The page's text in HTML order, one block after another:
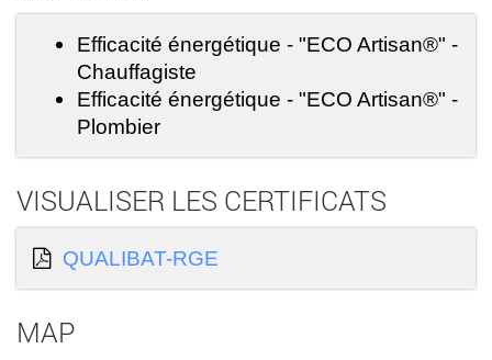
Efficacité énergétique - "ECO Artisan®" -
Chauffagiste
Efficacité énergétique - "ECO Artisan®" -
Plombier
VISUALISER LES CERTIFICATS
QUALIBAT-RGE
MAP